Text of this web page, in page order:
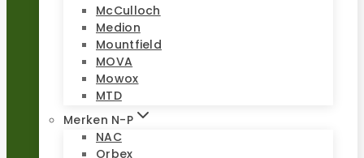
McCulloch
Medion
Mountfield
MOVA
Mowox
MTD
Merken N-P
NAC
Orbex